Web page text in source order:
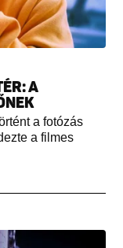
A
a fotózás
a filmes